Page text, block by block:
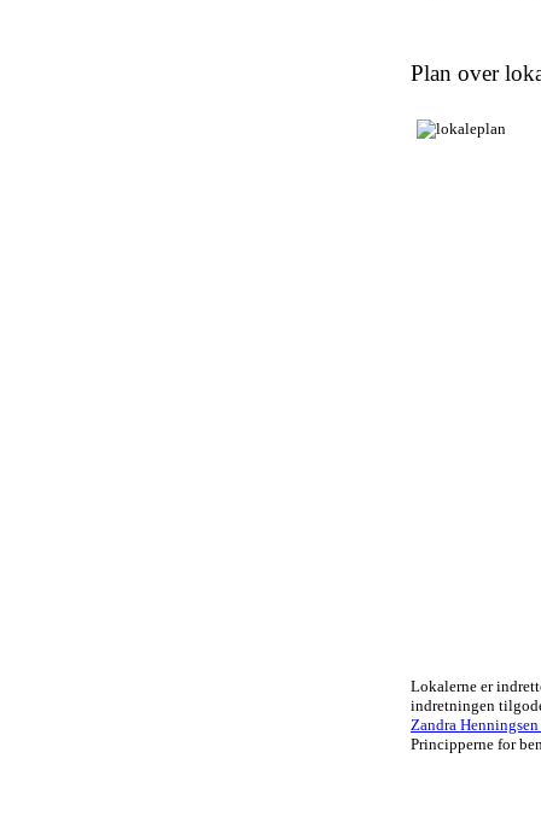
Plan over
Lokalerne er
indretningen
Zandra Henningsen
Principperne for